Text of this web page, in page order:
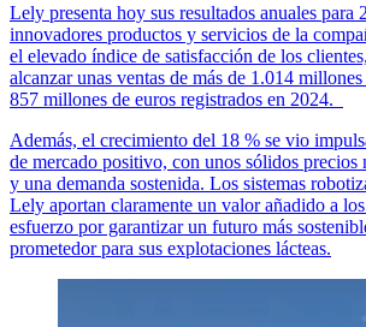
Lely presenta hoy sus resultados anuales para
innovadores productos y servicios de la
el elevado índice de satisfacción de los
alcanzar unas ventas de más de 1.014
857 millones de euros registrados en 2024.
Además, el crecimiento del 18 % se vio
de mercado positivo, con unos sólidos precios
y una demanda sostenida. Los sistemas
Lely aportan claramente un valor añadido a los
esfuerzo por garantizar un futuro más
prometedor para sus explotaciones lácteas.